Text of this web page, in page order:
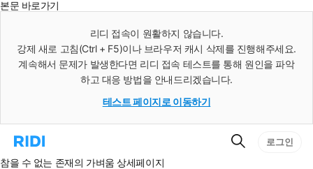
본문 바로가기
리디 접속이 원활하지 않습니다.
강제 새로 고침(Ctrl + F5)이나 브라우저 캐시 삭제를 진행해주세요.
계속해서 문제가 발생한다면 리디 접속 테스트를 통해 원인을 파악
하고 대응 방법을 안내드리겠습니다.
테스트 페이지로 이동하기
리
홈
검
로그인
참을 수 없는 존재의 가벼움 상세페이지